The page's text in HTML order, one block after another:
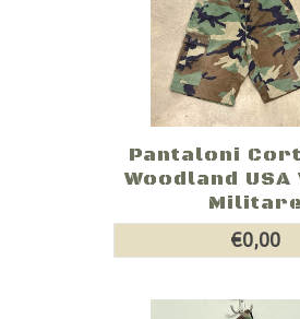
Pantaloni
Woodland USA
Militare
€0,00